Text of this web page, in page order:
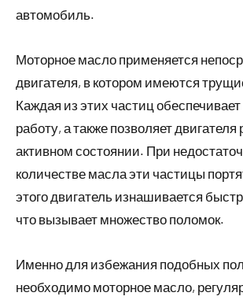
автомобиль.
Моторное масло применяется
двигателя, в котором имеются
Каждая из этих частиц
работу, а также позволяет двигателя
активном состоянии. При
количестве масла эти частицы
этого двигатель изнашивается
что вызывает множество поломок.
Именно для избежания подобных
необходимо моторное масло,